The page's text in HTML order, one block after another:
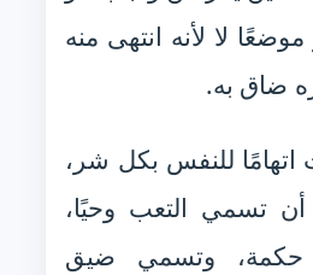
لا لأنه انتهى منه
ضاق به.
اتهامًا للنفس بكل شر،
تسمي التعب وحيًا،
حكمة، وتسمي ضيق